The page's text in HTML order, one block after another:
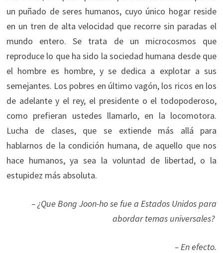
un puñado de seres humanos, cuyo único hogar reside
en un tren de alta velocidad que recorre sin paradas el
mundo entero. Se trata de un microcosmos que
reproduce lo que ha sido la sociedad humana desde que
el hombre es hombre, y se dedica a explotar a sus
semejantes. Los pobres en último vagón, los ricos en los
de adelante y el rey, el presidente o el todopoderoso,
como prefieran ustedes llamarlo, en la locomotora.
Lucha de clases, que se extiende más allá para
hablarnos de la condición humana, de aquello que nos
hace humanos, ya sea la voluntad de libertad, o la
estupidez más absoluta.
– ¿Que Bong Joon-ho se fue a Estados Unidos para
abordar temas universales?
– En efecto.